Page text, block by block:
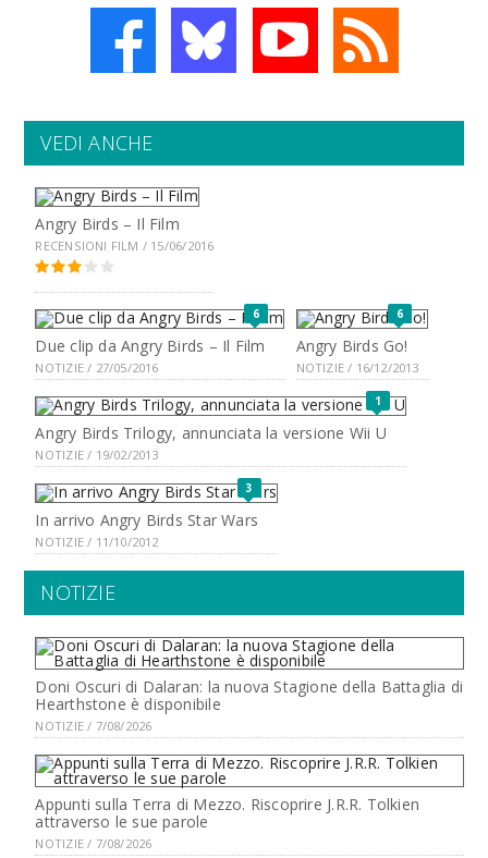
VEDI ANCHE
Angry Birds – Il Film
RECENSIONI FILM / 15/06/2016
6
Due clip da Angry Birds – Il Film
NOTIZIE / 27/05/2016
6
Angry Birds Go!
NOTIZIE / 16/12/2013
1
Angry Birds Trilogy, annunciata la versione Wii U
NOTIZIE / 19/02/2013
3
In arrivo Angry Birds Star Wars
NOTIZIE / 11/10/2012
NOTIZIE
Doni Oscuri di Dalaran: la nuova Stagione della Battaglia di
Hearthstone è disponibile
NOTIZIE / 7/08/2026
Appunti sulla Terra di Mezzo. Riscoprire J.R.R. Tolkien
attraverso le sue parole
NOTIZIE / 7/08/2026